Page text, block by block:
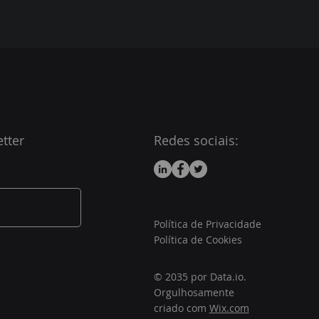
Redes sociais:
Política de Privacidade
Política de Cookies
© 2035 por Data.io.
Orgulhosamente
criado com Wix.com